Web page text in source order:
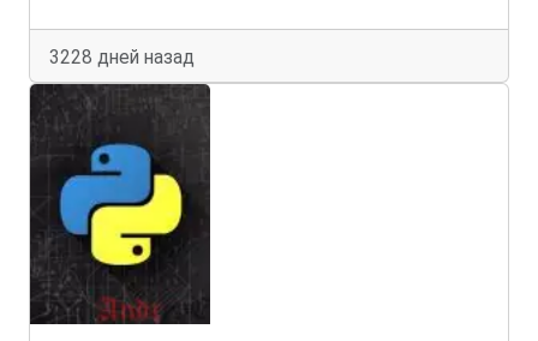
3228 дней назад